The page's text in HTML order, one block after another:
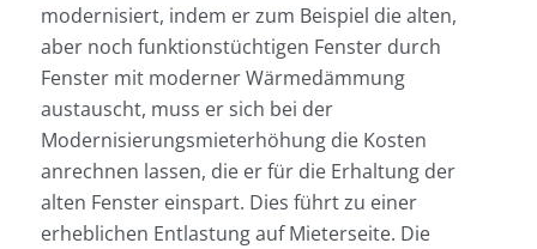
modernisiert, indem er zum Beispiel die alten,
aber noch funktionstüchtigen Fenster durch
Fenster mit moderner Wärmedämmung
austauscht, muss er sich bei der
Modernisierungsmieterhöhung die Kosten
anrechnen lassen, die er für die Erhaltung der
alten Fenster einspart. Dies führt zu einer
erheblichen Entlastung auf Mieterseite. Die